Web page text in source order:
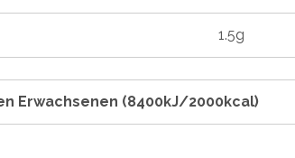
1.5g
Erwachsenen (8400kJ/2000kcal)